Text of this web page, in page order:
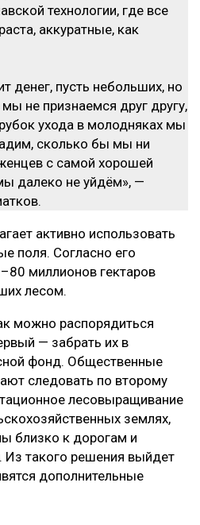
технологии, где все
аккуратные, как
денег, пусть небольших, но
не признаемся друг другу,
ухода в молодняках мы
сколько бы мы ни
с самой хорошей
далеко не уйдём», —
активно использовать
поля. Согласно его
миллионов гектаров
лесом.
можно распорядиться
— забрать их в
фонд. Общественные
следовать по второму
лесовыращивание
землях,
близко к дорогам и
Из такого решения выйдет
дополнительные